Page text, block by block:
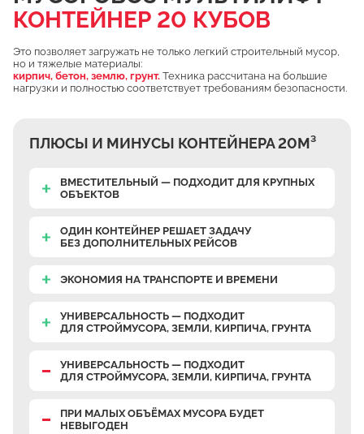
Чулково
Осеченки
Поповка
Кулаково
Поповка
Синьково
Еганово
Кривцы
Тяжино
Верхнее Велино
Становое
КОНТЕЙНЕР 20 КУБОВ
Это позволяет загружать не только легкий строительный мусор,
но и тяжелые материалы:
кирпич, бетон, землю, грунт. Техника рассчитана на большие
нагрузки и полностью соответствует требованиям безопасности.
ПЛЮСЫ И МИНУСЫ КОНТЕЙНЕРА 20М³
ВМЕСТИТЕЛЬНЫЙ — ПОДХОДИТ ДЛЯ КРУПНЫХ
ОБЪЕКТОВ
ОДИН КОНТЕЙНЕР РЕШАЕТ ЗАДАЧУ
БЕЗ ДОПОЛНИТЕЛЬНЫХ РЕЙСОВ
ЭКОНОМИЯ НА ТРАНСПОРТЕ И ВРЕМЕНИ
УНИВЕРСАЛЬНОСТЬ — ПОДХОДИТ
ДЛЯ СТРОЙМУСОРА, ЗЕМЛИ, КИРПИЧА, ГРУНТА
УНИВЕРСАЛЬНОСТЬ — ПОДХОДИТ
ДЛЯ СТРОЙМУСОРА, ЗЕМЛИ, КИРПИЧА, ГРУНТА
ПРИ МАЛЫХ ОБЪЁМАХ МУСОРА БУДЕТ
НЕВЫГОДЕН